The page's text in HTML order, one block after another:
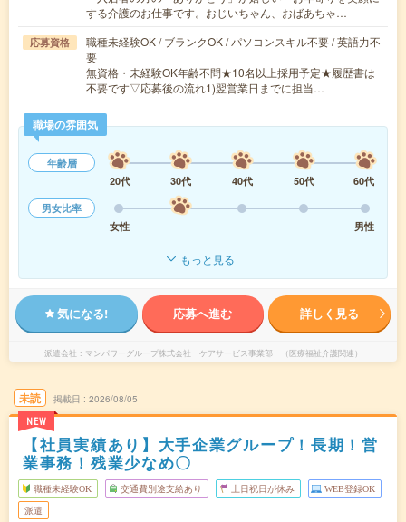
する介護のお仕事です。おじいちゃん、おばあちゃ…
応募資格
職種未経験OK / ブランクOK / パソコンスキル不要 / 英語力不
要
無資格・未経験OK年齢不問★10名以上採用予定★履歴書は
不要です▽応募後の流れ1)翌営業日までに担当…
職場の雰囲気
年齢層
20代
30代 40代 50代
60代
男女比率
女性
男性
もっと見る
気になる! 応募へ進む 詳しく見る
派遣会社 マンパワーグループ株式会社 ケアサービス事業部 （医療福祉介護関連）
未読
NEW
掲載日 2026/08/05
【社員実績あり】大手企業グループ！長期！営
業事務！残業少なめ〇
職種未経験OK 交通費別途支給あり 土日祝日が休み WEB登録OK
派遣